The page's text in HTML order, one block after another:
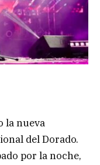
la nueva
del Dorado.
por la noche,